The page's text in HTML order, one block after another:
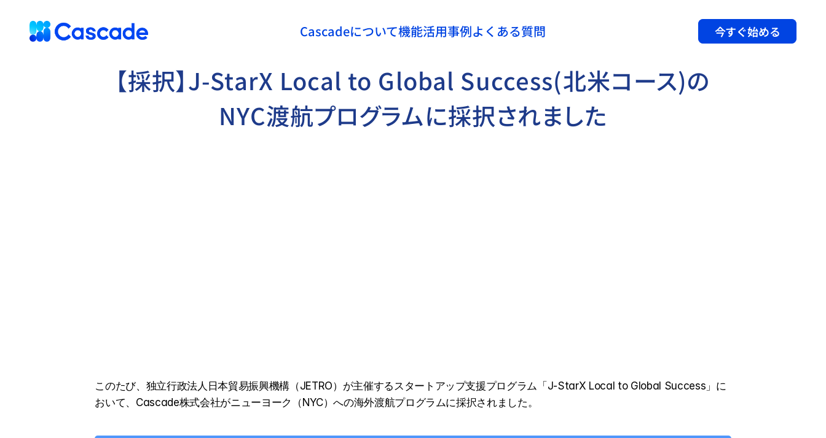
Cascadeについて機能活用事例よくある質問 今すぐ始める
【採択】J-StarX Local to Global Success（北米コース）の
NYC渡航プログラムに採択されました
このたび、独立行政法人日本貿易振興機構（JETRO）が主催するスタートアップ支援プログラム「J-StarX Local to Global Success」に
おいて、Cascade株式会社がニューヨーク（NYC）への海外渡航プログラムに採択されました。